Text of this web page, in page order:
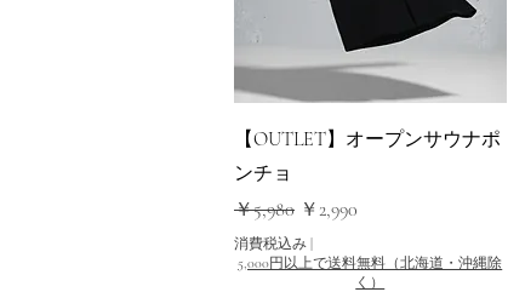
クイックビュー
【OUTLET】オープンサウナポ
ンチョ
通常価格
￥5,980 セール価格
￥2,990
消費税込み |
5,000円以上で送料無料（北海道・沖縄除
く）